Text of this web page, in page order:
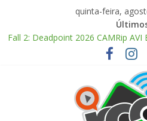
quinta-feira,
Fall 2: Deadpoint 2026 CAMRip AVI
Office 2024 Enterprise E5 AIO
Code Vein II Deluxe Edition
Adobe Premiere Pro CC 2022